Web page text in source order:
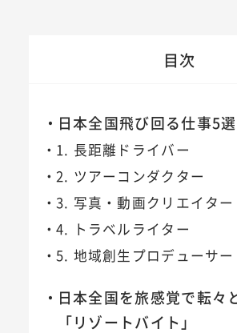
目次
日本全国飛び回る仕事5選
1. 長距離ドライバー
2. ツアーコンダクター
3. 写真・動画クリエイター
4. トラベルライター
5. 地域創生プロデューサー
日本全国を旅感覚で転々
「リゾートバイト」